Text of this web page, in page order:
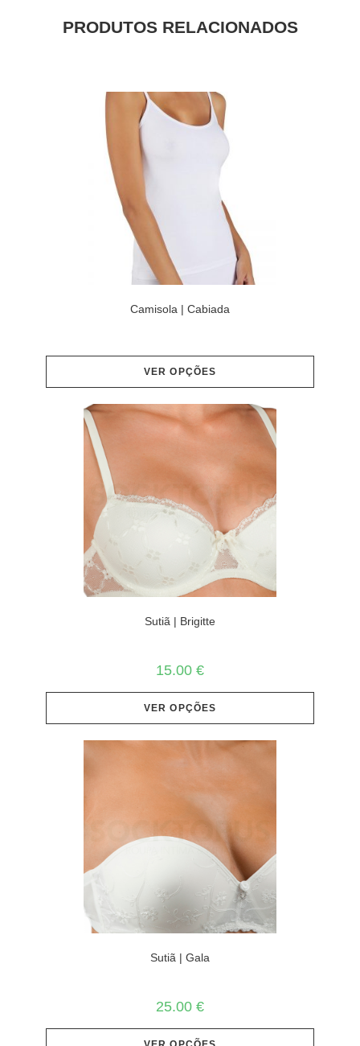
PRODUTOS RELACIONADOS
Camisola | Cabiada
VER OPÇÕES
Sutiã | Brigitte
15.00 €
VER OPÇÕES
Sutiã | Gala
25.00 €